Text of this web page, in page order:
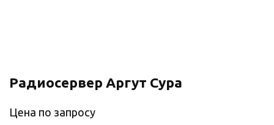
Радиосервер Аргут Сура
Цена по запросу